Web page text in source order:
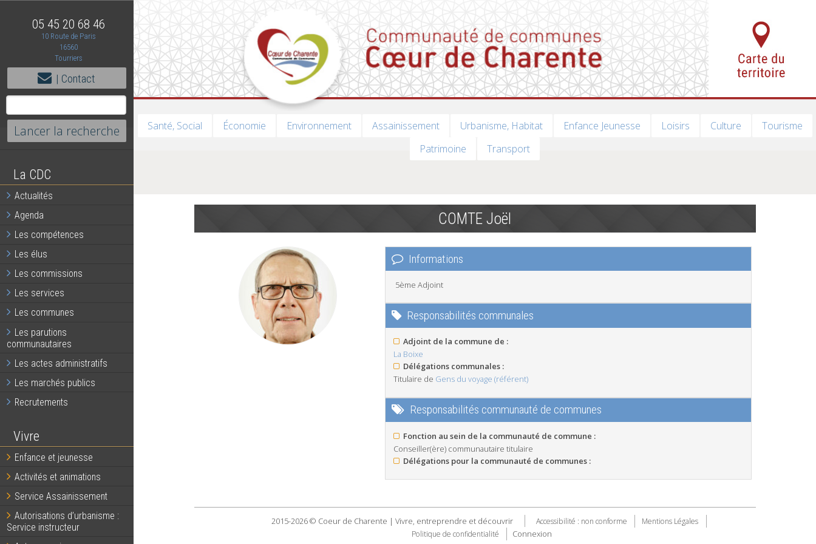
05 45 20 68 46
10 Route de Paris
16560
Tourriers
| Contact
La CDC
Actualités
Agenda
Les compétences
Les élus
Les commissions
Les services
Les communes
Les parutions
communautaires
Les actes administratifs
Les marchés publics
Recrutements
Vivre
Enfance et jeunesse
Activités et animations
Service Assainissement
Autorisations d’urbanisme :
Service instructeur
Santé, Social Économie Environnement Assainissement Urbanisme, Habitat Enfance Jeunesse Loisirs Culture
Tourisme
Patrimoine
Transport
COMTE Joël
Informations
5ème Adjoint
Responsabilités communales
Adjoint de la commune de :
La Boixe
Délégations communales :
Titulaire de Gens du voyage (référent)
Responsabilités communauté de communes
Fonction au sein de la communauté de commune :
Conseiller(ère) communautaire titulaire
Délégations pour la communauté de communes :
2015-2026 © Coeur de Charente | Vivre, entreprendre et découvrir Accessibilité : non conforme
Mentions Légales
Politique de confidentialité
Connexion